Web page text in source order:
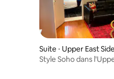
Suite ⋅ Upper East Side
Style Soho dans